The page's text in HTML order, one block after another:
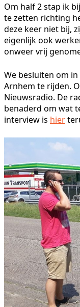
Om half 2 stap ik
te zetten richting
deze keer niet bij,
eigenlijk ook
onweer vrij
We besluiten om
Arnhem te rijden.
Nieuwsradio. De
benaderd om wat
interview is hier